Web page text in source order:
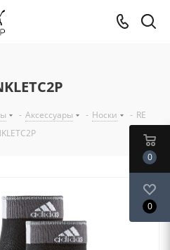
- Аксессуары - Носки - RE
0
0